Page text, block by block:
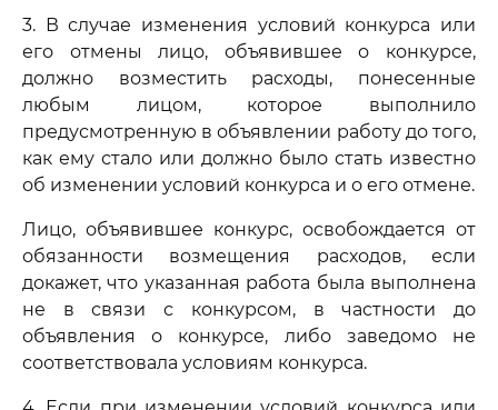
3. В случае изменения условий конкурса или
его отмены лицо, объявившее о конкурсе,
должно возместить расходы, понесенные
любым лицом, которое выполнило
предусмотренную в объявлении работу до того,
как ему стало или должно было стать известно
об изменении условий конкурса и о его отмене.
Лицо, объявившее конкурс, освобождается от
обязанности возмещения расходов, если
докажет, что указанная работа была выполнена
не в связи с конкурсом, в частности до
объявления о конкурсе, либо заведомо не
соответствовала условиям конкурса.